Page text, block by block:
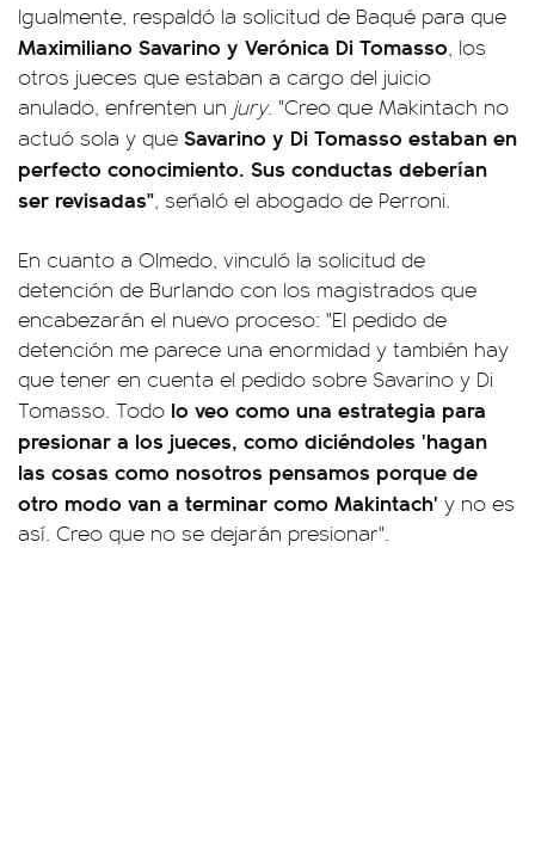
Igualmente, respaldó la solicitud de Baqué para que
Maximiliano Savarino y Verónica Di Tomasso, los
otros jueces que estaban a cargo del juicio
anulado, enfrenten un jury. "Creo que Makintach no
actuó sola y que Savarino y Di Tomasso estaban en
perfecto conocimiento. Sus conductas deberían
ser revisadas", señaló el abogado de Perroni.
En cuanto a Olmedo, vinculó la solicitud de
detención de Burlando con los magistrados que
encabezarán el nuevo proceso: "El pedido de
detención me parece una enormidad y también hay
que tener en cuenta el pedido sobre Savarino y Di
Tomasso. Todo lo veo como una estrategia para
presionar a los jueces, como diciéndoles 'hagan
las cosas como nosotros pensamos porque de
otro modo van a terminar como Makintach' y no es
así. Creo que no se dejarán presionar".